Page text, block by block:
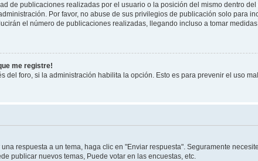
de publicaciones realizadas por el usuario o la posición del mismo dentro
Por favor, no abuse de sus privilegios de publicación solo para
el número de publicaciones realizadas, llegando incluso a tomar
me registre!
del foro, si la administración habilita la opción. Esto es para prevenir el uso
respuesta a un tema, haga clic en "Enviar respuesta". Seguramente
publicar nuevos temas, Puede votar en las encuestas, etc.